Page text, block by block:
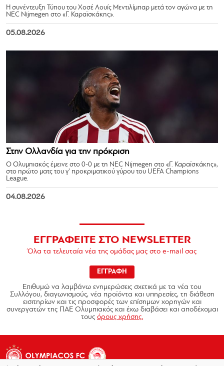
Η συνέντευξη Τύπου του Χοσέ Λουίς Μεντιλίμπαρ μετά τον αγώνα με τη
NEC Nijmegen στο «Γ. Καραϊσκάκης».
05.08.2026
Στην Ολλανδία για την πρόκριση
Ο Ολυμπιακός έμεινε στο 0-0 με τη NEC Nijmegen στο «Γ. Καραϊσκάκης»,
στο πρώτο ματς του γ’ προκριματικού γύρου του UEFA Champions
League.
04.08.2026
ΕΓΓΡΑΦΕΙΤΕ ΣΤΟ NEWSLETTER
Όλα τα τελευταία νέα της ομάδας μας στο e-mail σας
ΕΓΓΡΑΦΗ
Επιθυμώ να λαμβάνω ενημερώσεις σχετικά με τα νέα του
Συλλόγου, διαγωνισμούς, νέα προϊόντα και υπηρεσίες, τη διάθεση
εισιτηρίων και τις προσφορές των επίσημων χορηγών και
συνεργατών της ΠΑΕ Ολυμπιακός και έχω διαβάσει και αποδέχομαι
τους όρους χρήσης.